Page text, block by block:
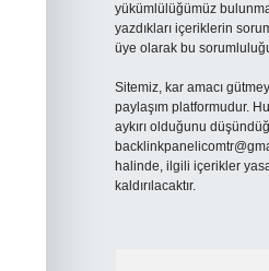
yükümlülüğümüz
yazdıkları içeriklerin
üye olarak bu
Sitemiz, kar amacı
paylaşım platformudur.
aykırı olduğunu
halinde, ilgili içerikler
kaldırılacaktır.